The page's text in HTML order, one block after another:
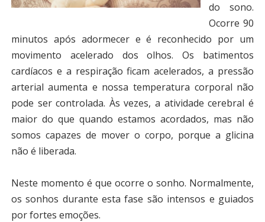
do sono.
Ocorre 90
minutos após adormecer e é reconhecido por um
movimento acelerado dos olhos. Os batimentos
cardíacos e a respiração ficam acelerados, a pressão
arterial aumenta e nossa temperatura corporal não
pode ser controlada. Às vezes, a atividade cerebral é
maior do que quando estamos acordados, mas não
somos capazes de mover o corpo, porque a glicina
não é liberada.
Neste momento é que ocorre o sonho. Normalmente,
os sonhos durante esta fase são intensos e guiados
por fortes emoções.